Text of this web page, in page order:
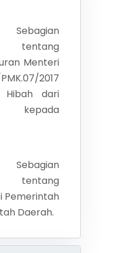
tentang
Menteri
2017
Hibah dari
kepada
tentang
Pemerintah
Daerah.